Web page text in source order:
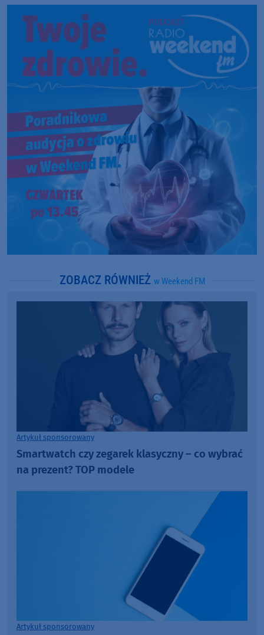
ZOBACZ RÓWNIEŻ w Weekend FM
Artykuł sponsorowany
Smartwatch czy zegarek klasyczny – co wybrać
na prezent? TOP modele
Artykuł sponsorowany